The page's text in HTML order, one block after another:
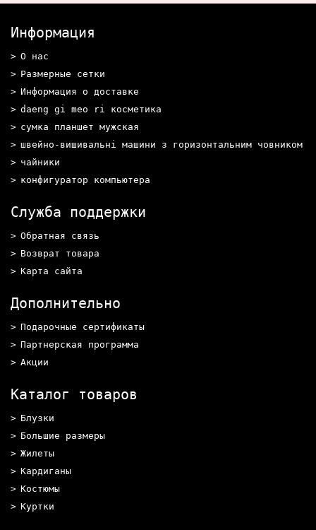
Информация
О нас
Размерные сетки
Информация о доставке
daeng gi meo ri косметика
сумка планшет мужская
швейно-вишивальні машини з горизонтальним човником
чайники
конфигуратор компьютера
Служба поддержки
Обратная связь
Возврат товара
Карта сайта
Дополнительно
Подарочные сертификаты
Партнерская программа
Акции
Каталог товаров
Блузки
Большие размеры
Жилеты
Кардиганы
Костюмы
Куртки